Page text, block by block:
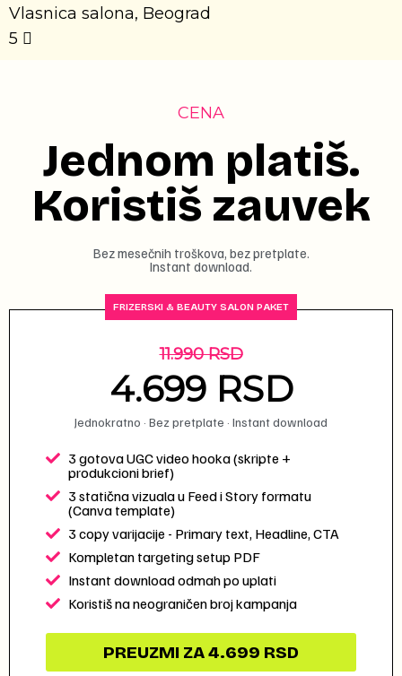
Vlasnica salona, Beograd
5
CENA
Jednom platiš.
Koristiš zauvek
Bez mesečnih troškova, bez pretplate.
Instant download.
FRIZERSKI & BEAUTY SALON PAKET
11.990 RSD
4.699 RSD
Jednokratno · Bez pretplate · Instant download
3 gotova UGC video hooka (skripte +
produkcioni brief)
3 statična vizuala u Feed i Story formatu
(Canva template)
3 copy varijacije - Primary text, Headline, CTA
Kompletan targeting setup PDF
Instant download odmah po uplati
Koristiš na neograničen broj kampanja
PREUZMI ZA 4.699 RSD